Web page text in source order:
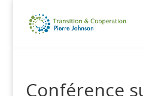
Conférence